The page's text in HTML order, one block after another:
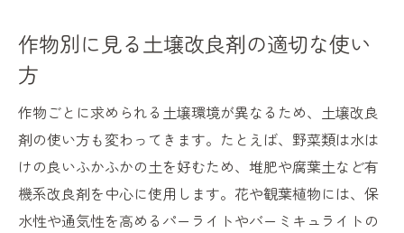
作物別に見る土壌改良剤の適切な使い
方
作物ごとに求められる土壌環境が異なるため、土壌改良
剤の使い方も変わってきます。たとえば、野菜類は水は
けの良いふかふかの土を好むため、堆肥や腐葉土など有
機系改良剤を中心に使用します。花や観葉植物には、保
水性や通気性を高めるパーライトやバーミキュライトの